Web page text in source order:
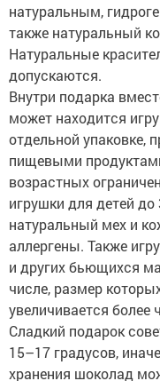
натуральным,
также натуральный
Натуральные
допускаются.
Внутри подарка
может находится
отдельной упаковке,
пищевыми
возрастных
игрушки для детей
натуральный мех и
аллергены. Также
и других бьющихся
числе, размер
увеличивается более
Сладкий подарок
15–17 градусов,
хранения шоколад